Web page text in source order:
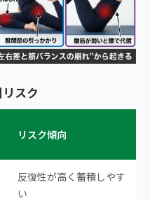
スク
リスク傾向
反復性が高く蓄積しやす
い